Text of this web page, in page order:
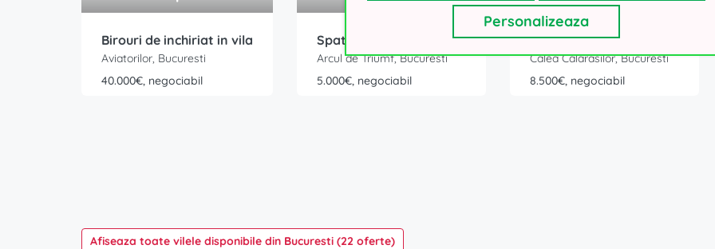
Birouri de inchiriat in vila
Aviatorilor, Bucuresti
40.000€, negociabil
Spatii in vila la inchiriere
Arcul de Triumf, Bucuresti
5.000€, negociabil
Spatii in vila la inchiriere
Calea Calarasilor, Bucuresti
8.500€, negociabil
Afiseaza toate vilele disponibile din Bucuresti (22 oferte)
Personalizeaza